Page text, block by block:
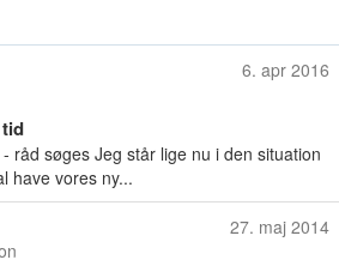
6. apr 2016
råd søges Jeg står lige nu i den situation
have vores ny...
27. maj 2014